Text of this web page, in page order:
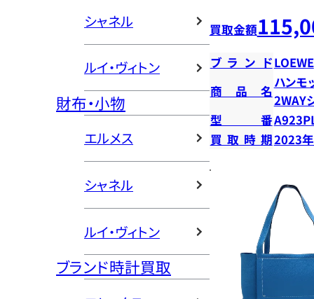
シャネル
ルイ・ヴィトン
財布・小物
エルメス
シャネル
ルイ・ヴィトン
ブランド時計買取
買取金額
ブランドLOEWE
商品名
ハンモ
2WAY
型番
買取時期2023